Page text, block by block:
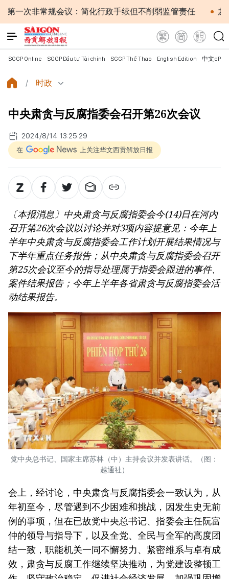
常规会议：简化行政手续但不削弱监管责任 越南国会
SGGP Online SGGP Đầu tư Tài chính SGGP Thể Thao English Edition 中文
时政
中央肃贪与反腐指委会召开第26次会议
2024/8/14 13:25:29
在 上关注华文西贡解放日报
〔本报消息〕中央肃贪与反腐指委会今(14)日在河内
召开第26次会议以讨论并对3项内容提意见：今年上
半年中央肃贪与反腐指委会工作计划开展结果情况与
下半年重点任务报告；从中央肃贪与反腐指委会召开
第25次会议至今的指导处理属于指委会跟进的事件、
案件结果报告；今年上半年各省肃贪与反腐指委会活
动结果报告。
党中央总书记、国家主席苏林（中）主持会议并发表讲话。（图：
越通社）
会上，经讨论，中央肃贪与反腐指委会一致认为，从
年初至今，尽管遇到不少困难和挑战，因发生史无前
例的事项，但在已故党中央总书记、指委会主任阮富
仲的领导与指导下，以及全党、全民与全军的高度团
结一致，职能机关一同不懈努力、紧密维系与卓有成
效，肃贪与反腐工作继续坚决推动，为党建设整顿工